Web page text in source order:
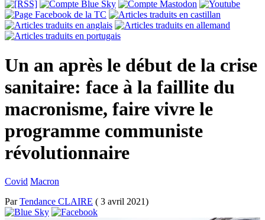
Un an après le début de la crise
sanitaire: face à la faillite du
macronisme, faire vivre le
programme communiste
révolutionnaire
Covid Macron
ParTendance CLAIRE ( 3 avril 2021)